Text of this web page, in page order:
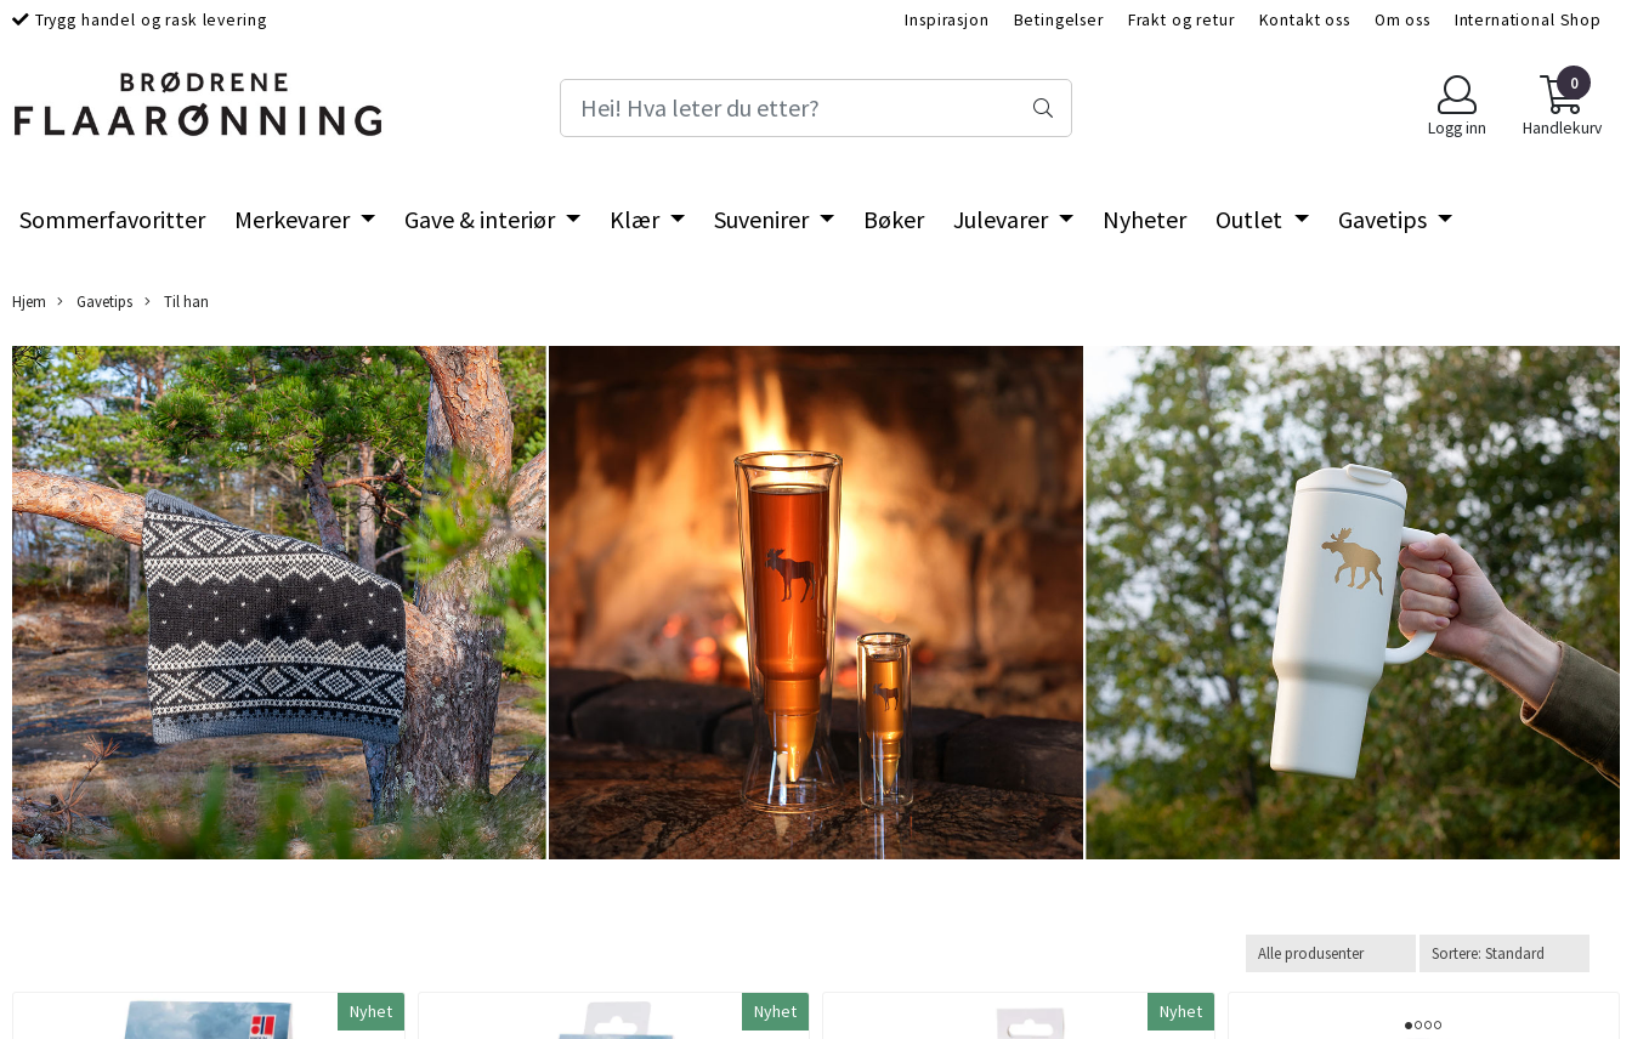
Trygg handel og rask levering Inspirasjon Betingelser Frakt og retur Kontakt oss Om oss International Shop
Logg inn
0
Handlekurv
Sommerfavoritter Merkevarer Gave & interiør Klær Suvenirer Bøker Julevarer Nyheter Outlet Gavetips
Hjem Gavetips Til han
Nyhet Nyhet Nyhet